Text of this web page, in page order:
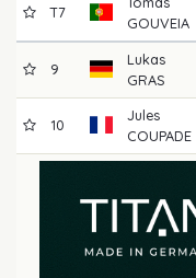
T7
GOUVEIA
9
Lukas
GRAS
10
Jules
COUPADE